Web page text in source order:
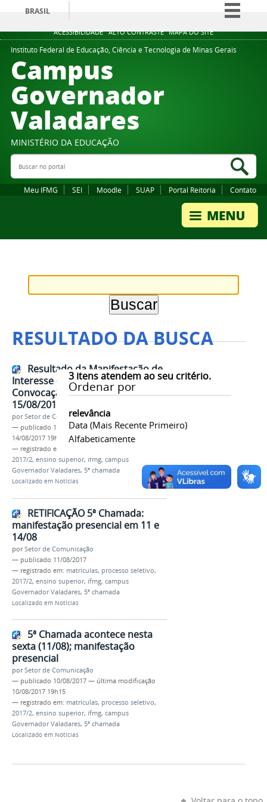
ACESSIBILIDADE ALTO CONTRASTE MAPA DO SITE
BRASIL
Simplifique!
Comunica BR
Instituto Federal de Educação, Ciência e Tecnologia de Minas Gerais
Campus
Governador
Valadares
MINISTÉRIO DA EDUCAÇÃO
Buscar no portal
Meu IFMG SEI Moodle SUAP Portal Reitoria Contato
RESULTADO DA BUSCA
3itens atendem ao seu critério.
Ordenar por
relevância
Data (mais Recente Primeiro)
Alfabeticamente
Resultado da Manifestação de
Interesse - 5ª Chamada -
Convocação para Matrícula em
15/08/2017
porSetor de Comunicação
— publicado 11/08/2017 —última modificação
14/08/2017 19h59
— registrado em:
2017/2, ensino superior, ifmg, campus
Governador Valadares, 5ª chamada
Localizado em Notícias
RETIFICAÇÃO 5ª Chamada:
manifestação presencial em 11 e
14/08
porSetor de Comunicação
— publicado 11/08/2017
— registrado em: matrículas, processo seletivo,
2017/2, ensino superior, ifmg, campus
Governador Valadares, 5ª chamada
Localizado em Notícias
5ª Chamada acontece nesta
sexta (11/08); manifestação
presencial
porSetor de Comunicação
— publicado 10/08/2017 — última modificação
10/08/2017 19h15
— registrado em: matrículas, processo seletivo,
2017/2, ensino superior, ifmg, campus
Governador Valadares, 5ª chamada
Localizado em Notícias